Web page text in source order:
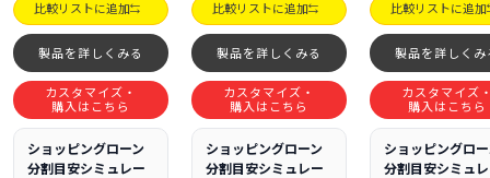
比較リストに追加
製品を詳しくみる
カスタマイズ・
購入はこちら
ショッピングローン
分割目安シミュレー
比較リストに追加
製品を詳しくみる
カスタマイズ・
購入はこちら
ショッピングローン
分割目安シミュレー
比較リストに追加
製品を詳しくみ
カスタマイズ
購入はこちら
ショッピングロ
分割目安シミュ